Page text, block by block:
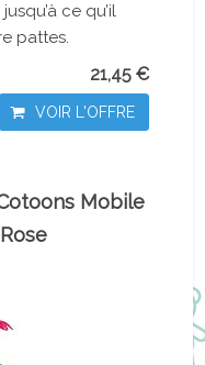
ce qu’il
pattes.
21,45 €
VOIR L'OFFRE
Mobile